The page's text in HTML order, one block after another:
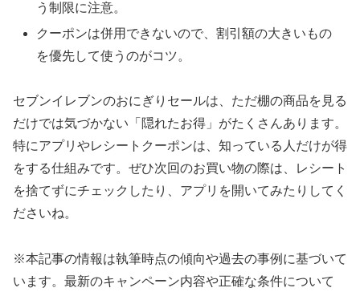
う制限に注意。
クーポンは併用できないので、割引額の大きいもの
を優先して使うのがコツ。
セブンイレブンのおにぎりセールは、ただ棚の商品を見る
だけでは気づかない「隠れたお得」がたくさんあります。
特にアプリやレシートクーポンは、知っている人だけが得
をする仕組みです。ぜひ次回のお買い物の際は、レシート
を捨てずにチェックしたり、アプリを開いてみたりしてく
ださいね。
※本記事の情報は執筆時点の傾向や過去の事例に基づいて
います。最新のキャンペーン内容や正確な条件について